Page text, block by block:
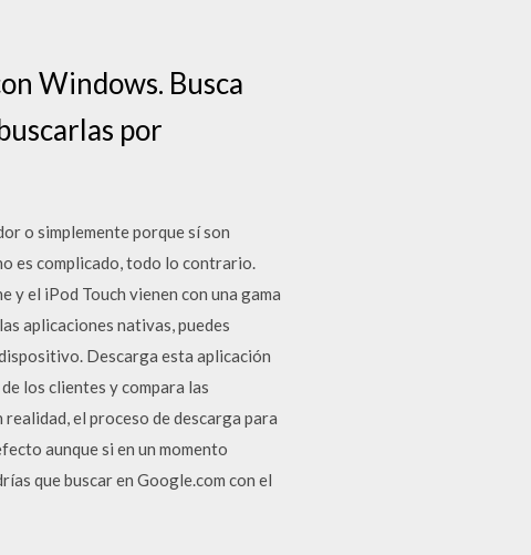
Windows. Busca
por
o simplemente porque sí son
es complicado, todo lo contrario.
y el iPod Touch vienen con una gama
aplicaciones nativas, puedes
Descarga esta aplicación
los clientes y compara las
el proceso de descarga para
aunque si en un momento
que buscar en Google.com con el